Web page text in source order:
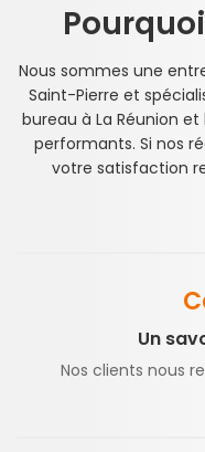
Nous sommes une
Saint-Pierre et
bureau à La Réunion
performants. Si nos
votre satisfaction
Un
Nos clients nous